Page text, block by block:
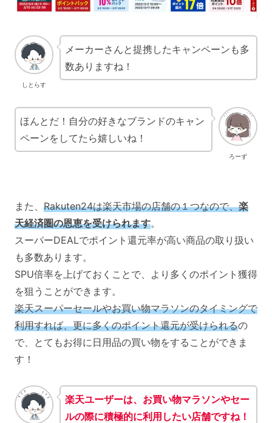
しとらす
メーカーさんと提携したキャンペーンも多
数ありますね！
ろーず
ほんとだ！自分の好きなブランドのキャン
ペーンをしてたら嬉しいね！
また、 Rakuten24は楽天市場の店舗の１つなので、楽
天経済圏の恩恵を受けられます。
スーパーDEALでポイント還元率が高い商品の取り扱い
も多数あります。
SPU倍率を上げておくことで、より多くのポイント獲得
を狙うことができます。
楽天スーパーセールやお買い物マラソンのタイミングで
利用すれば、更に多くのポイント還元が受けられるの
で、とてもお得に日用品の買い物をすることができま
す！
楽天ユーザーは、お買い物マラソンやセー
ルの際に積極的に利用したい店舗ですね！